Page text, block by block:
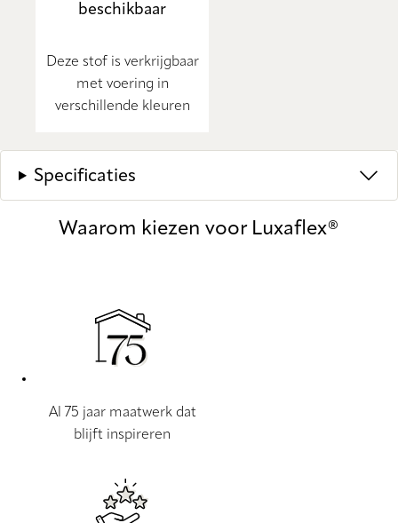
beschikbaar
Deze stof is verkrijgbaar
met voering in
verschillende kleuren
Specificaties
Waarom kiezen voor Luxaflex®
Al 75 jaar maatwerk dat
blijft inspireren